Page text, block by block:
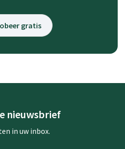
gratis
nieuwsbrief
in uw inbox.